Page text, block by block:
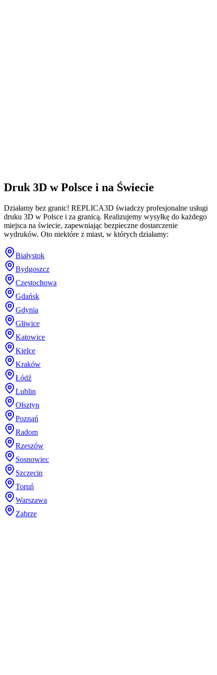
Druk 3D w Polsce i na Świecie
Działamy bez granic! REPLICA3D świadczy profesjonalne usługi
druku 3D w Polsce i za granicą. Realizujemy wysyłkę do każdego
miejsca na świecie, zapewniając bezpieczne dostarczenie
wydruków. Oto niektóre z miast, w których działamy:
Białystok
Bydgoszcz
Częstochowa
Gdańsk
Gdynia
Gliwice
Katowice
Kielce
Kraków
Łódź
Lublin
Olsztyn
Poznań
Radom
Rzeszów
Sosnowiec
Szczecin
Toruń
Warszawa
Zabrze